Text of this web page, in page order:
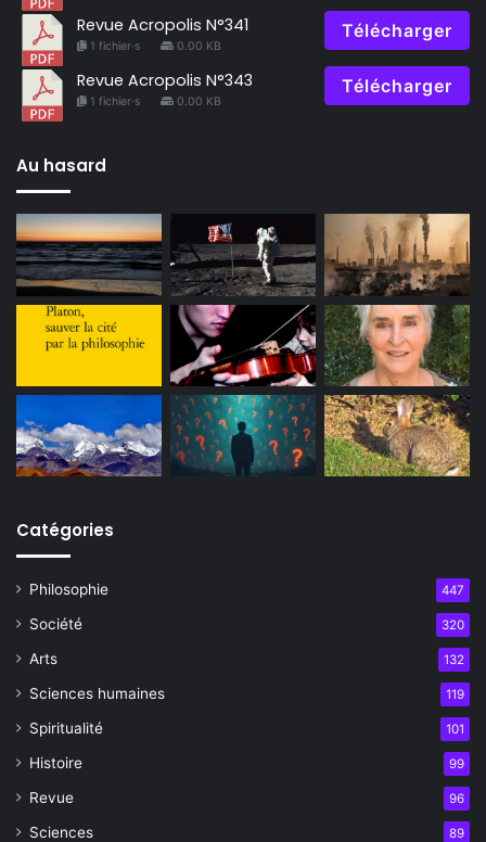
Revue Acropolis N°341
1 fichier·s 0.00 KB
Télécharger
Revue Acropolis N°343
1 fichier·s 0.00 KB
Télécharger
Au hasard
Catégories
Philosophie 447
Société 320
Arts 132
Sciences humaines 119
Spiritualité 101
Histoire 99
Revue 96
Sciences 89